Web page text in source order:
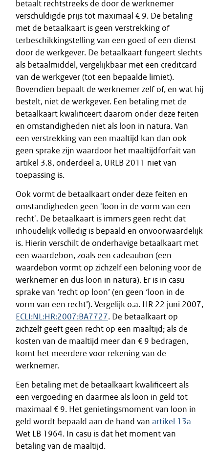
betaalt rechtstreeks de door de werknemer
verschuldigde prijs tot maximaal € 9. De betaling
met de betaalkaart is geen verstrekking of
terbeschikkingstelling van een goed of een dienst
door de werkgever. De betaalkaart fungeert slechts
als betaalmiddel, vergelijkbaar met een creditcard
van de werkgever (tot een bepaalde limiet).
Bovendien bepaalt de werknemer zelf of, en wat hij
bestelt, niet de werkgever. Een betaling met de
betaalkaart kwalificeert daarom onder deze feiten
en omstandigheden niet als loon in natura. Van
een verstrekking van een maaltijd kan dan ook
geen sprake zijn waardoor het maaltijdforfait van
artikel 3.8, onderdeel a, URLB 2011 niet van
toepassing is.
Ook vormt de betaalkaart onder deze feiten en
omstandigheden geen 'loon in de vorm van een
recht'. De betaalkaart is immers geen recht dat
inhoudelijk volledig is bepaald en onvoorwaardelijk
is. Hierin verschilt de onderhavige betaalkaart met
een waardebon, zoals een cadeaubon (een
waardebon vormt op zichzelf een beloning voor de
werknemer en dus loon in natura). Er is in casu
sprake van ‘recht op loon’ (en geen ‘loon in de
vorm van een recht’). Vergelijk o.a. HR 22 juni 2007,
ECLI:NL:HR:2007:BA7727. De betaalkaart op
zichzelf geeft geen recht op een maaltijd; als de
kosten van de maaltijd meer dan € 9 bedragen,
komt het meerdere voor rekening van de
werknemer.
Een betaling met de betaalkaart kwalificeert als
een vergoeding en daarmee als loon in geld tot
maximaal € 9. Het genietingsmoment van loon in
geld wordt bepaald aan de hand van artikel 13a
Wet LB 1964. In casu is dat het moment van
betaling van de maaltijd.